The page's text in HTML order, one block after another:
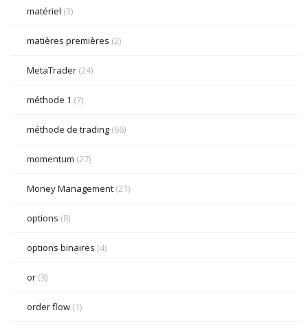
matériel (3)
matières premières (2)
MetaTrader (24)
méthode 1 (7)
méthode de trading (66)
momentum (27)
Money Management (21)
options (8)
options binaires (4)
or (3)
order flow (1)